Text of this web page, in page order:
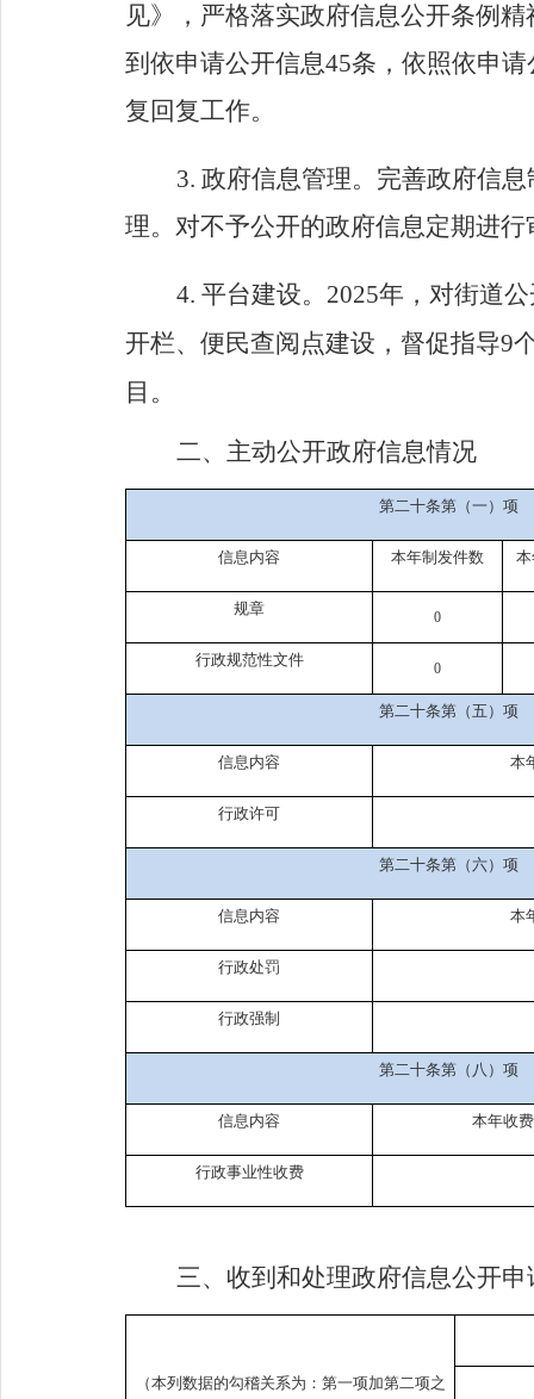
见》，严格落实政府信息公开条例
到依申请公开信息45条，依照依申
复回复工作。
3. 政府信息管理。完善政府信
理。对不予公开的政府信息定期进
4. 平台建设。 2025年，对街道
开栏、便民查阅点建设，督促指导9
目。
二、主动公开政府信息情况
第二十条第（一）项
信息内容 本年制发件数
规章 0
行政规范性文件 0
第二十条第（五）项
信息内容 本
行政许可
第二十条第（六）项
信息内容 本
行政处罚
行政强制
第二十条第（八）项
信息内容 本年收
行政事业性收费
三、收到和处理政府信息公开申
（本列数据的勾稽关系为：第一项加第二项之